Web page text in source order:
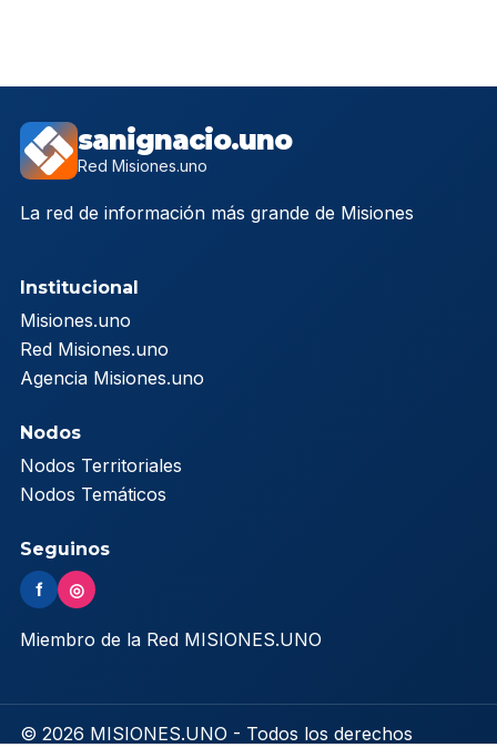
sanignacio.uno
Red Misiones.uno
La red de información más grande de Misiones
Institucional
Misiones.uno
Red Misiones.uno
Agencia Misiones.uno
Nodos
Nodos Territoriales
Nodos Temáticos
Seguinos
f ◎
Miembro de la Red MISIONES.UNO
© 2026 MISIONES.UNO - Todos los derechos